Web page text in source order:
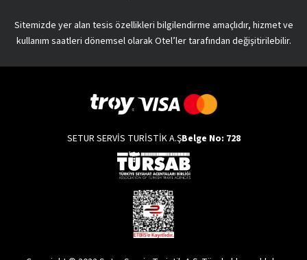
Sitemizde yer alan tesis özellikleri bilgilendirme amaçlıdır, hizmet ve
kullanım saatleri dönemsel olarak Otel’ler tarafından değişitirilebilir.
SETUR SERVİS TURİSTİK A.ŞBelge No: 728